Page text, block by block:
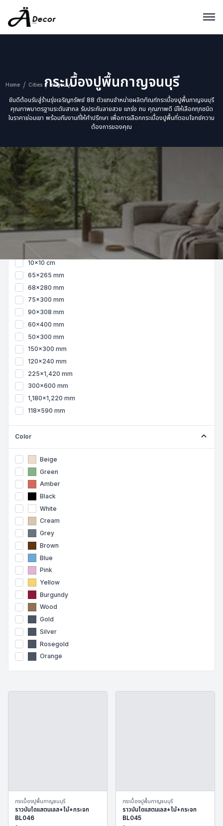
Home Cities กาญจนบุรี
กระเบื้องปูพื้นกาญจนบุรี
ยินดีต้อนรับสู่ร้านรุ่งเจริญทรัพย์ 88 ตัวแทนจำหน่ายผลิตภัณฑ์กระเบื้องปูพื้นกาญจนบุรี
คุณภาพมาตรฐานระดับสากล รับประกันลายสวย แกร่ง ทน คุณภาพดี มีให้เลือกทุกชนิด
ในราคาย่อมเยา พร้อมทีมงานที่ให้คำปรึกษา เพื่อการเลือกกระเบื้องปูพื้นที่ตอบโจทย์ความ
ต้องการของคุณ
Size
100x100 cm
80x80 cm
60x120 cm
60x60 cm
10x10 cm
65x265 mm
68x280 mm
75x300 mm
90x308 mm
60x400 mm
50x300 mm
150x300 mm
120x240 mm
225x1,420 mm
300x600 mm
1,180x1,220 mm
118x590 mm
Color
Beige
Green
Amber
Black
White
Cream
Grey
Brown
Blue
Pink
Yellow
Burgundy
Wood
Gold
Silver
Rosegold
Orange
กระเบื้องปูพื้นกาญจนบุรี
ราวบันไดแสตนเลส+ไม้+กระจก
BL046
กระเบื้องปูพื้นกาญจนบุรี
ราวบันไดแสตนเลส+ไม้+กระจก
BL045